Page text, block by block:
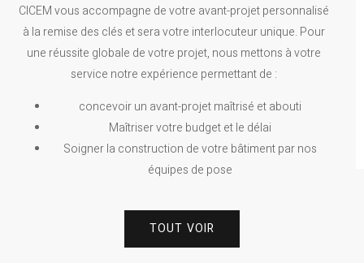
CICEM vous accompagne de votre avant-projet personnalisé
à la remise des clés et sera votre interlocuteur unique. Pour
une réussite globale de votre projet, nous mettons à votre
service notre expérience permettant de :
concevoir un avant-projet maîtrisé et abouti
Maîtriser votre budget et le délai
Soigner la construction de votre bâtiment par nos
équipes de pose
TOUT VOIR